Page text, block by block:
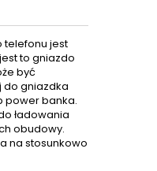
telefonu jest
to gniazdo
być
do gniazdka
power banka.
ładowania
obudowy.
na stosunkowo